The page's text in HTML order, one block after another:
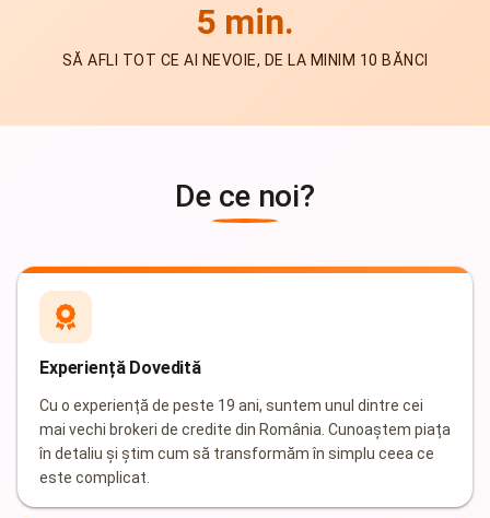
5 min.
SĂ AFLI TOT CE AI NEVOIE, DE LA MINIM 10 BĂNCI
De ce noi?
Experiență Dovedită
Cu o experiență de peste 19 ani, suntem unul dintre cei
mai vechi brokeri de credite din România. Cunoaștem piața
în detaliu și știm cum să transformăm în simplu ceea ce
este complicat.